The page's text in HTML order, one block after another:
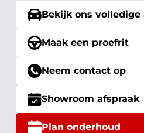
Bekijk ons volledige
Maak een proefrit
Neem contact op
Showroom afspraak
Plan onderhoud